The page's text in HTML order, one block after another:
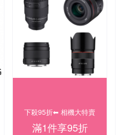
下殺95折⬅︎ 相機大特賣
滿1件享95折